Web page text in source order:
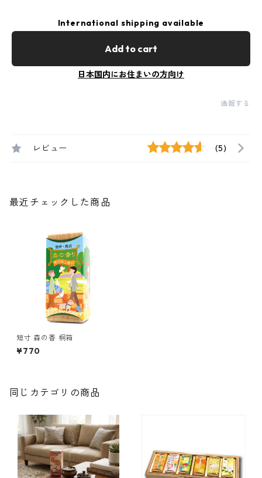
International shipping available
Add to cart
日本国内にお住まいの方向け
通報する
レビュー (5)
最近チェックした商品
短寸 森の香 桐箱
¥770
同じカテゴリの商品